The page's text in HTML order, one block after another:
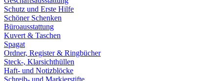
Schutz und Erste Hilfe
Schöner Schenken
Büroausstattung
Kuvert & Taschen
Spagat
Ordner, Register & Ringbücher
Steck-, Klarsichthüllen
Haft- und Notizblöcke